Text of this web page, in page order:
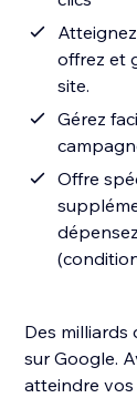
offrez et
site.
Gérez
Offre
Des milliards
sur Google.
atteindre